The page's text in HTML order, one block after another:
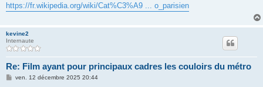
a
https://fr.wikipedia.org/wiki/Cat%C3%A9 ... o_parisien
kevine2
Internaute
Re: Film ayant pour principaux cadres les couloirs du métro
Mven. 12 décembre 2025 20:44